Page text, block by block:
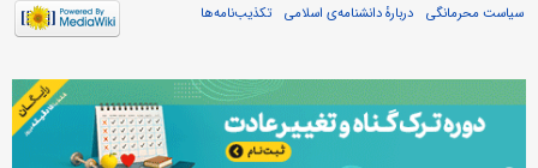
سیاست محرمانگی
دربارهٔ دانشنامه‌ی اسلامی تکذیب‌نامه‌ها